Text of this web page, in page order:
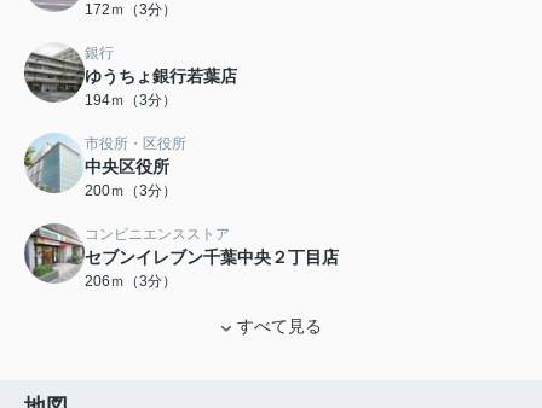
172ｍ（3分）
銀行
ゆうちょ銀行若葉店
194ｍ（3分）
市役所・区役所
中央区役所
200ｍ（3分）
コンビニエンスストア
セブンイレブン千葉中央２丁目店
206ｍ（3分）
すべて見る